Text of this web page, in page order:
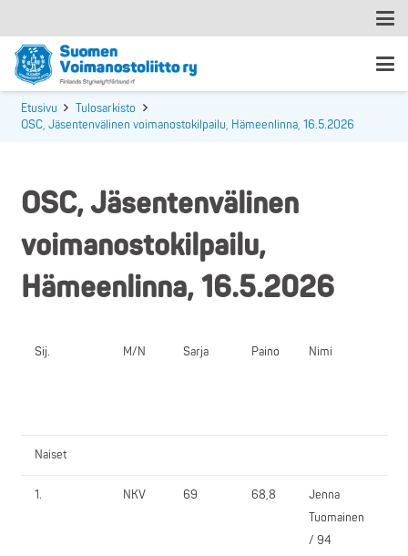
Etusivu
Tulosarkisto
OSC, Jäsentenvälinen voimanostokilpailu, Hämeenlinna, 16.5.2026
OSC, Jäsentenvälinen
voimanostokilpailu,
Hämeenlinna, 16.5.2026
Sij. M/N Sarja Paino Nimi
Naiset
1. NKV 69 68,8
Jenna
Tuomainen
/ 94